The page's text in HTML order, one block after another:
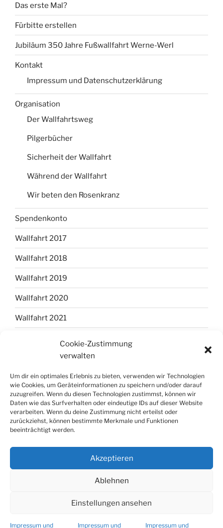
Cookie-Zustimmung
verwalten
Um dir ein optimales Erlebnis zu bieten, verwenden wir Technologien
wie Cookies, um Geräteinformationen zu speichern und/oder darauf
zuzugreifen. Wenn du diesen Technologien zustimmst, können wir
Daten wie das Surfverhalten oder eindeutige IDs auf dieser Website
verarbeiten. Wenn du deine Zustimmung nicht erteilst oder
zurückziehst, können bestimmte Merkmale und Funktionen
beeinträchtigt werden.
Akzeptieren
Ablehnen
Einstellungen ansehen
Impressum und Impressum und Impressum und
Das erste Mal?
Fürbitte erstellen
Jubiläum 350 Jahre Fußwallfahrt Werne-Werl
Kontakt
Impressum und Datenschutzerklärung
Organisation
Der Wallfahrtsweg
Pilgerbücher
Sicherheit der Wallfahrt
Während der Wallfahrt
Wir beten den Rosenkranz
Spendenkonto
Wallfahrt 2017
Wallfahrt 2018
Wallfahrt 2019
Wallfahrt 2020
Wallfahrt 2021
Wallfahrt 2023
Wallfahrt 2024
Wallfahrt 2025
Wallfahrtsordnung